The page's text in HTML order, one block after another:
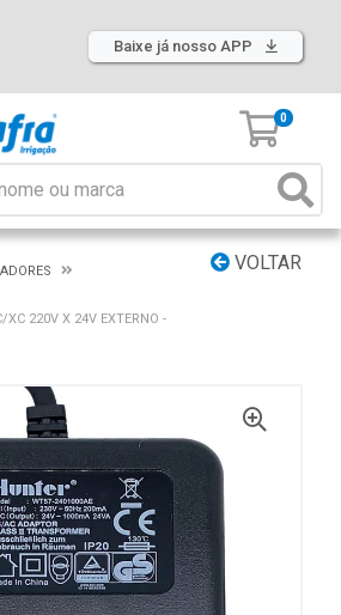
Baixe já nosso APP
0
VOLTAR
XC 220V X 24V EXTERNO -